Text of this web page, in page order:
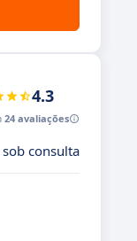
4.3
24 avaliações
sob consulta